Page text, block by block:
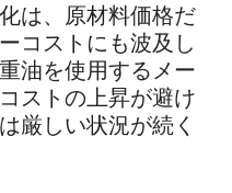
は、原材料価格だ
コストにも波及し
油を使用するメー
ストの上昇が避け
厳しい状況が続く